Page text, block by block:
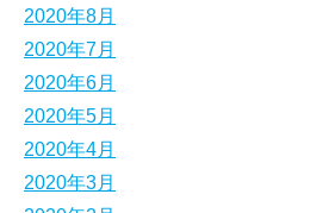
2020年8月
2020年7月
2020年6月
2020年5月
2020年4月
2020年3月